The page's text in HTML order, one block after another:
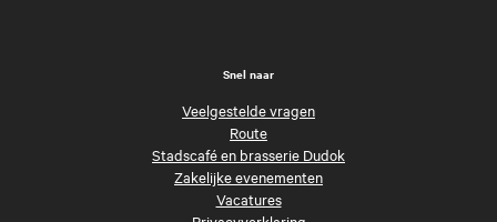
Snel naar
Veelgestelde vragen
Route
Stadscafé en brasserie Dudok
Zakelijke evenementen
Vacatures